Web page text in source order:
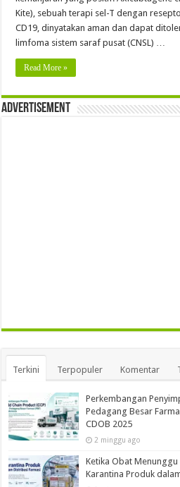
Kite), sebuah terapi sel-T dengan
CD19, dinyatakan aman dan dapat
limfoma sistem saraf pusat (CNSL) …
Read More »
Advertisement
Terkini Terpopuler Komentar
Perkembangan
Pedagang Besar
CDOB 2025
2 minggu ago
Ketika Obat
Karantina Produk